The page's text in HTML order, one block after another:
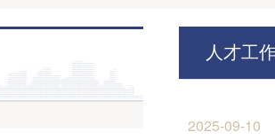
人才工
2025-09-10